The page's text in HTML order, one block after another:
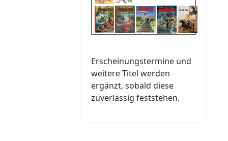
Erscheinungstermine und
weitere Titel werden
ergänzt, sobald diese
zuverlässig feststehen.